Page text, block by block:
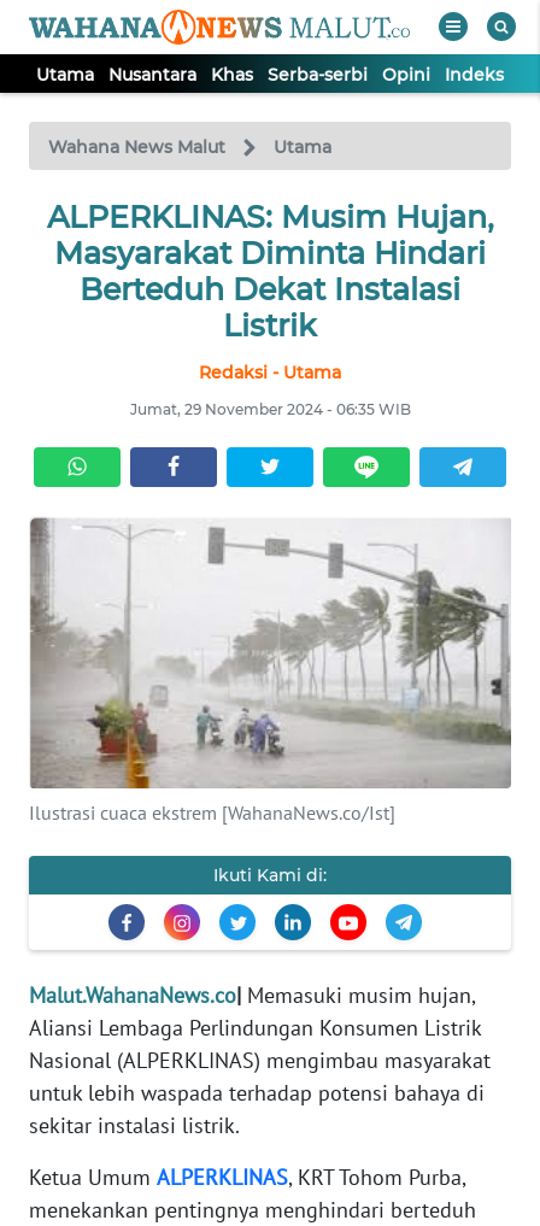
Utama Nusantara Khas Serba-serbi Opini Indeks
Wahana News Malut Utama
ALPERKLINAS: Musim Hujan,
Masyarakat Diminta Hindari
Berteduh Dekat Instalasi
Listrik
Redaksi - Utama
Jumat, 29 November 2024 - 06:35 WIB
Ilustrasi cuaca ekstrem [WahanaNews.co/Ist]
Ikuti Kami di:
Malut.WahanaNews.co| Memasuki musim hujan,
Aliansi Lembaga Perlindungan Konsumen Listrik
Nasional (ALPERKLINAS) mengimbau masyarakat
untuk lebih waspada terhadap potensi bahaya di
sekitar instalasi listrik.
Ketua Umum ALPERKLINAS, KRT Tohom Purba,
menekankan pentingnya menghindari berteduh
TV
Tutup
UTAMA
NUSANTARA
SERBI
Informasi
INDEKS
BERITA
KONTAK
KAMI
INFO
TENTANG
PEDOMAN
MEDIA
SIBER
REDAKSI